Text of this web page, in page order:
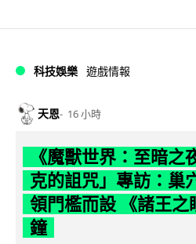
科技娛樂 遊戲情報
天恩 16 小時
《魔獸世界：至暗之
克的詛咒」專訪：巢
領門檻而設 《諸王之
鐘